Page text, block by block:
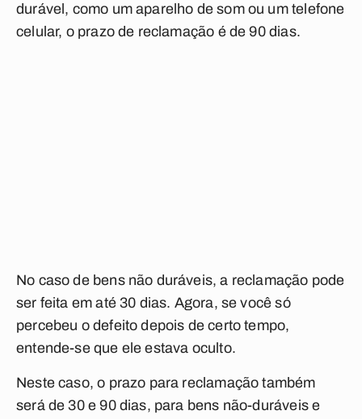
durável, como um aparelho de som ou um telefone
celular, o prazo de reclamação é de 90 dias.
No caso de bens não duráveis, a reclamação pode
ser feita em até 30 dias. Agora, se você só
percebeu o defeito depois de certo tempo,
entende-se que ele estava oculto.
Neste caso, o prazo para reclamação também
será de 30 e 90 dias, para bens não-duráveis e